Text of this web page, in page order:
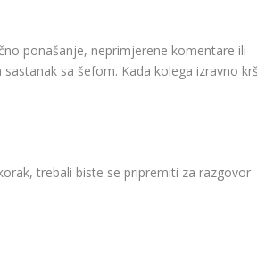
ponašanje, neprimjerene komentare ili
sa šefom. Kada kolega izravno
trebali biste se pripremiti za razgovor